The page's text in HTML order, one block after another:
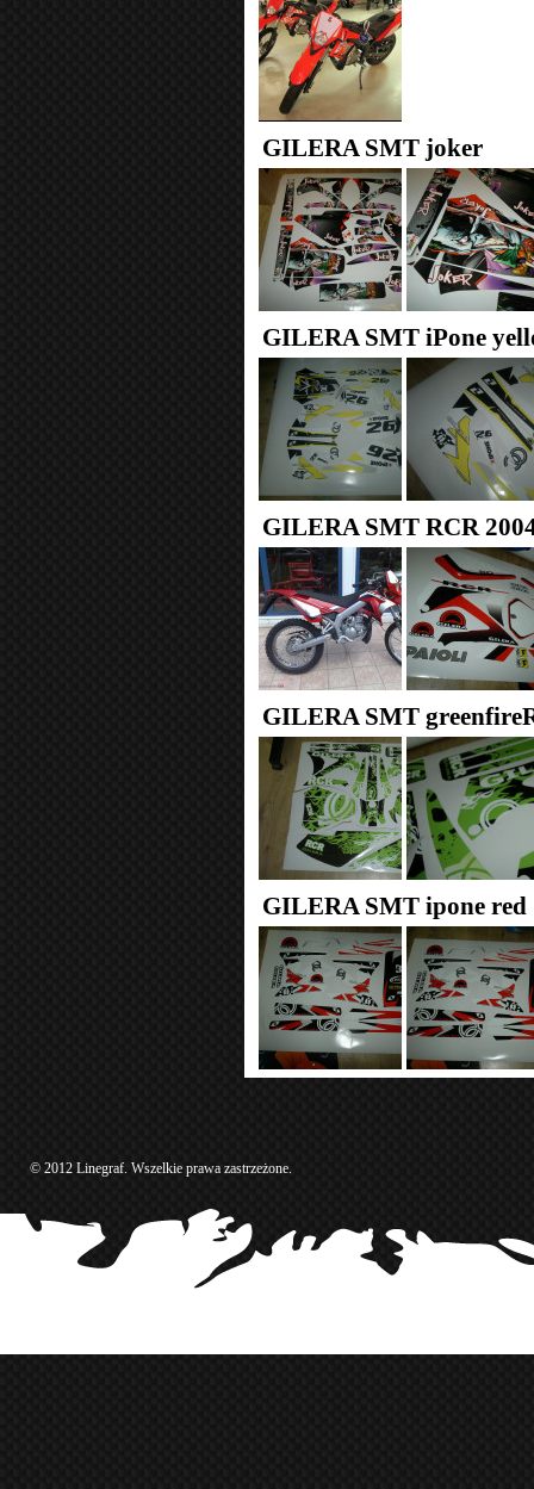
GILERA SMT joker
GILERA SMT iPone
GILERA SMT RCR
GILERA SMT
GILERA SMT ipone red
© 2012 Linegraf. Wszelkie prawa zastrzeżone.